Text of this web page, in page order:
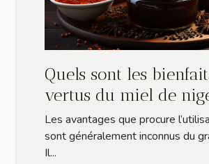
Quels sont les
vertus du miel de
la santé ?
Les avantages que procure
sont généralement inconnus du
Il...